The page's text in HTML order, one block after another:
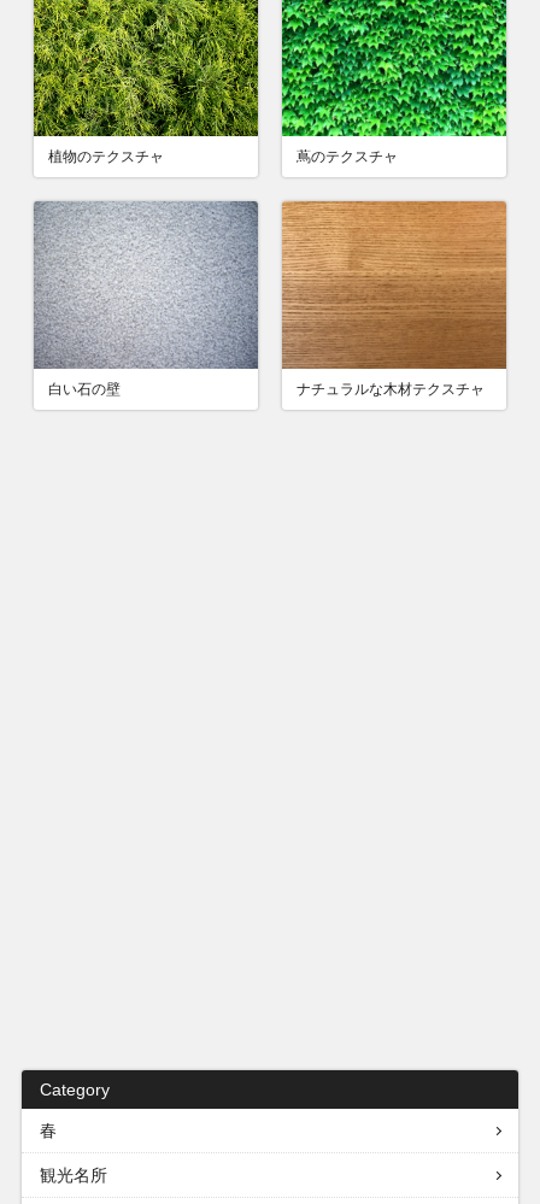
植物のテクスチャ 蔦のテクスチャ
白い石の壁 ナチュラルな木材テクスチャ
Category
春
観光名所